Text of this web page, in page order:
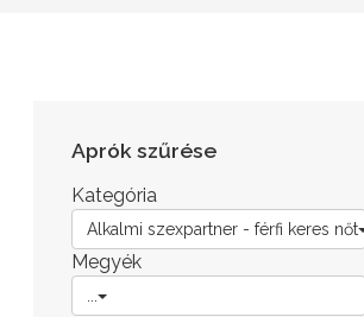
Aprók szűrése
Kategória
Alkalmi szexpartner - férfi keres nőt
Megyék